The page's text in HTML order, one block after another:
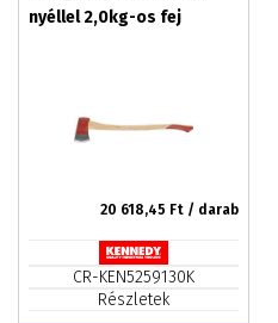
nyéllel 2,0kg-os fej
20 618,45 Ft / darab
CR-KEN5259130K
Részletek